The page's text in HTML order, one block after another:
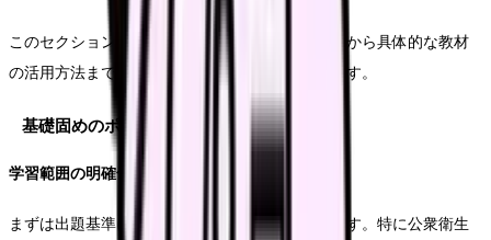
このセクションでは、効率的な学習計画の立て方から具体的な教材
の活用方法まで、実践的な学習方法をご紹介します。
基礎固めのポイント
学習範囲の明確化
まずは出題基準に基づいて学習範囲を明確にします。特に公衆衛生